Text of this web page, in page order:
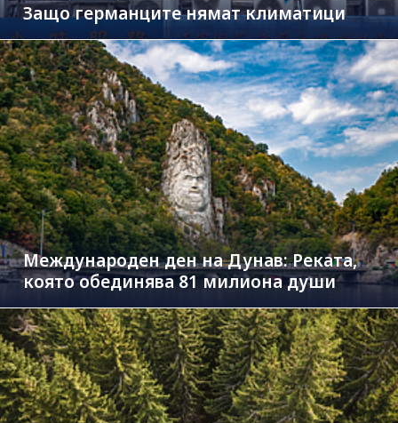
Защо германците нямат климатици
Международен ден на Дунав: Реката,
която обединява 81 милиона души